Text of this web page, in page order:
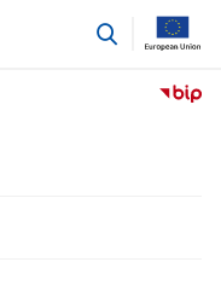
przejdź
Przejdź